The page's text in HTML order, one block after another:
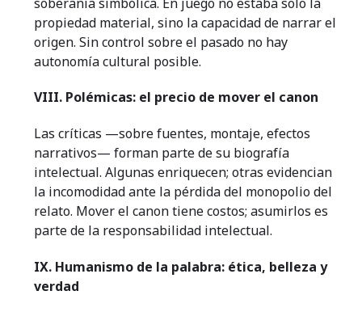
propiedad material, sino la capacidad de narrar el
origen. Sin control sobre el pasado no hay
autonomía cultural posible.
VIII. Polémicas: el precio de mover el canon
Las críticas —sobre fuentes, montaje, efectos
narrativos— forman parte de su biografía
intelectual. Algunas enriquecen; otras evidencian
la incomodidad ante la pérdida del monopolio del
relato. Mover el canon tiene costos; asumirlos es
parte de la responsabilidad intelectual.
IX. Humanismo de la palabra: ética, belleza y
verdad